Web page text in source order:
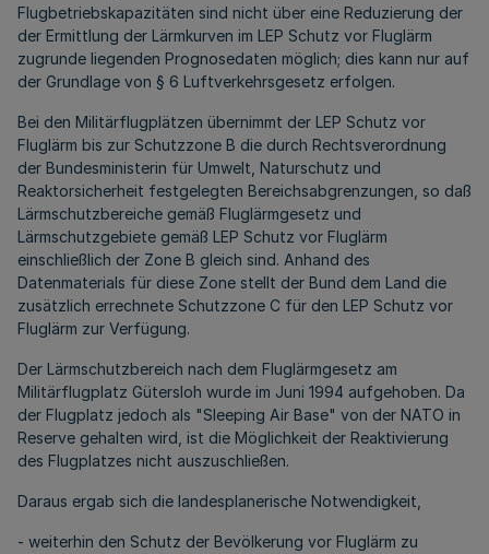
Flugbetriebskapazitäten sind nicht über eine Reduzierung der
der Ermittlung der Lärmkurven im LEP Schutz vor Fluglärm
zugrunde liegenden Prognosedaten möglich; dies kann nur auf
der Grundlage von § 6 Luftverkehrsgesetz erfolgen.
Bei den Militärflugplätzen übernimmt der LEP Schutz vor
Fluglärm bis zur Schutzzone B die durch Rechtsverordnung
der Bundesministerin für Umwelt, Naturschutz und
Reaktorsicherheit festgelegten Bereichsabgrenzungen, so daß
Lärmschutzbereiche gemäß Fluglärmgesetz und
Lärmschutzgebiete gemäß LEP Schutz vor Fluglärm
einschließlich der Zone B gleich sind. Anhand des
Datenmaterials für diese Zone stellt der Bund dem Land die
zusätzlich errechnete Schutzzone C für den LEP Schutz vor
Fluglärm zur Verfügung.
Der Lärmschutzbereich nach dem Fluglärmgesetz am
Militärflugplatz Gütersloh wurde im Juni 1994 aufgehoben. Da
der Flugplatz jedoch als "Sleeping Air Base" von der NATO in
Reserve gehalten wird, ist die Möglichkeit der Reaktivierung
des Flugplatzes nicht auszuschließen.
Daraus ergab sich die landesplanerische Notwendigkeit,
- weiterhin den Schutz der Bevölkerung vor Fluglärm zu